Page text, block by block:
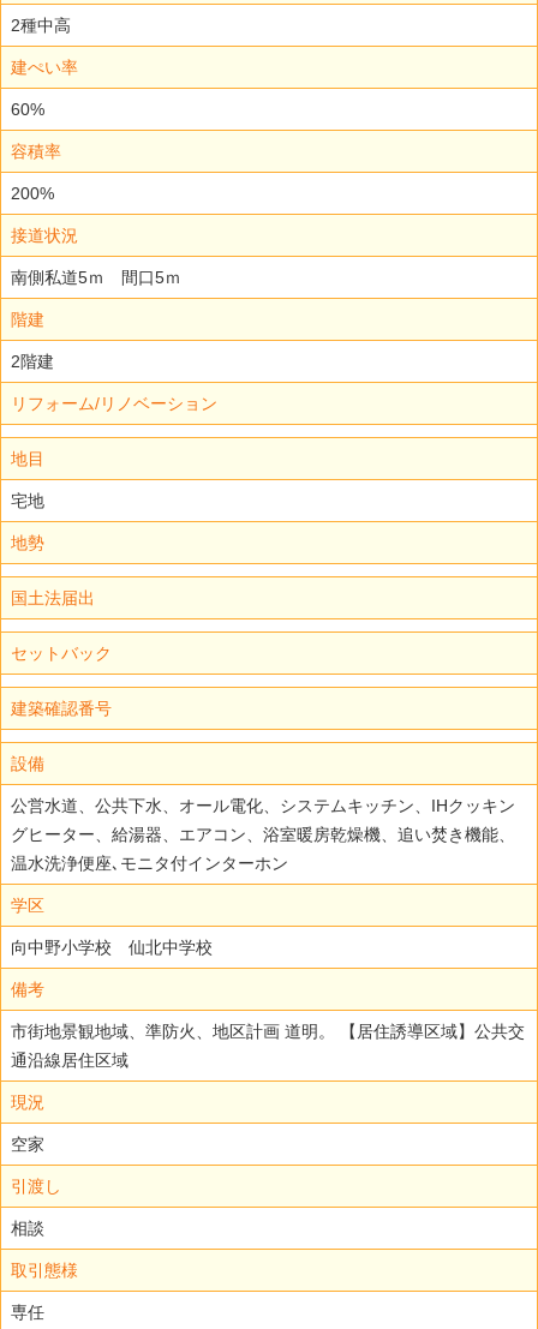
2種中高
建ぺい率
60%
容積率
200%
接道状況
南側私道5ｍ 間口5ｍ
階建
2階建
リフォーム/リノベーション
地目
宅地
地勢
国土法届出
セットバック
建築確認番号
設備
公営水道、公共下水、オール電化、システムキッチン、IHクッキン
グヒーター、給湯器、エアコン、浴室暖房乾燥機、追い焚き機能、
温水洗浄便座､モニタ付インターホン
学区
向中野小学校 仙北中学校
備考
市街地景観地域、準防火、地区計画 道明。 【居住誘導区域】公共交
通沿線居住区域
現況
空家
引渡し
相談
取引態様
専任